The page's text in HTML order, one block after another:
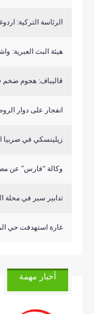
الرئاسة التركية:
هيئة البث العبرية:
قاليباف: هجوم ضخم
انفجار على دوار
زيلينسكي في صربيا
وكالة “فارس” عن
تدابير سير في محلة
غارة استهدفت حي
أخبار مهمة